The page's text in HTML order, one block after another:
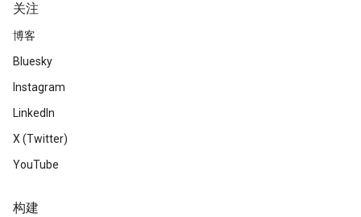
关注
博客
Bluesky
Instagram
LinkedIn
X (Twitter)
YouTube
构建